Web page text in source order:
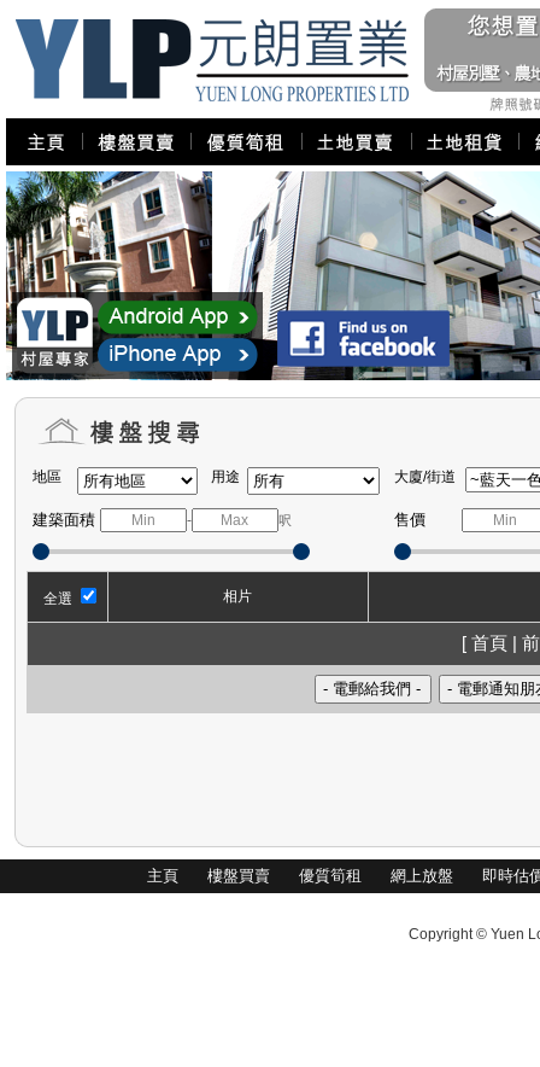
地區 用途 大廈/街道
建築面積 - 呎 售價
全選 相片
[ 首頁 |
主頁 樓盤買賣 優質筍租 網上放盤 即時估
Copyright © Yuen